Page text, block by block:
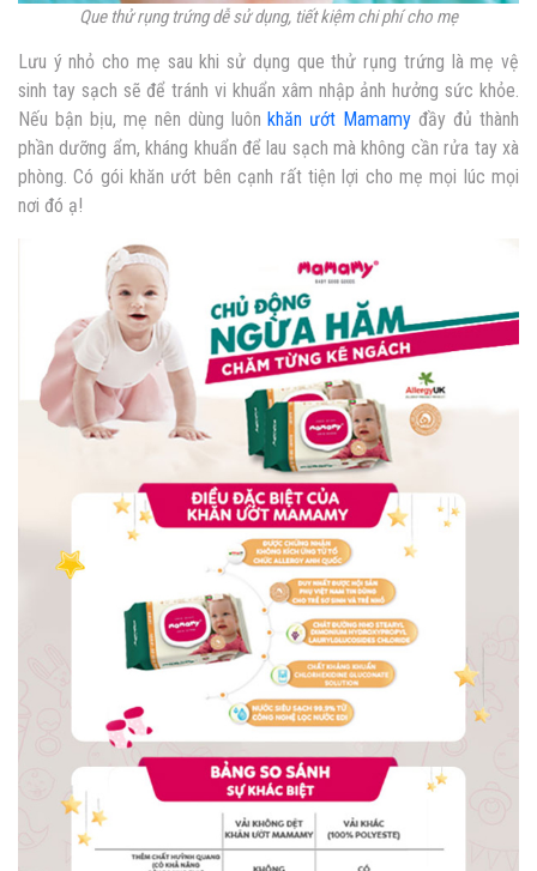
Que thử rụng trứng dễ sử dụng, tiết kiệm chi phí cho mẹ
Lưu ý nhỏ cho mẹ sau khi sử dụng que thử rụng trứng là mẹ vệ
sinh tay sạch sẽ để tránh vi khuẩn xâm nhập ảnh hưởng sức khỏe.
Nếu bận bịu, mẹ nên dùng luônkhăn ướt Mamamy đầy đủ thành
phần dưỡng ẩm, kháng khuẩn để lau sạch mà không cần rửa tay xà
phòng. Có gói khăn ướt bên cạnh rất tiện lợi cho mẹ mọi lúc mọi
nơi đó ạ!